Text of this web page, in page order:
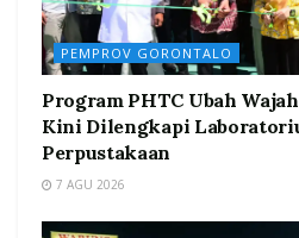
PEMPROV GORONTALO
Program PHTC Ubah
Kini Dilengkapi
Perpustakaan
7 AGU 2026